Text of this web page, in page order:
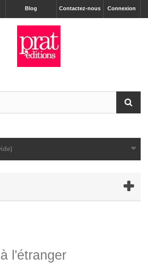
Connexion
Contactez-nous
Blog
l'étranger